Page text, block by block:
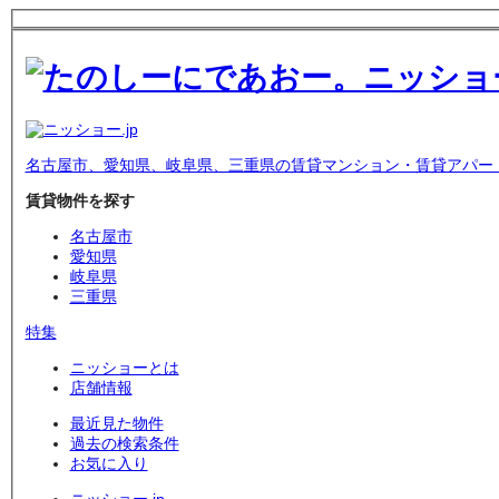
名古屋市、愛知県、岐阜県、三重県の賃貸マンション・賃貸アパー
賃貸物件を探す
名古屋市
愛知県
岐阜県
三重県
特集
ニッショーとは
店舗情報
最近見た物件
過去の検索条件
お気に入り